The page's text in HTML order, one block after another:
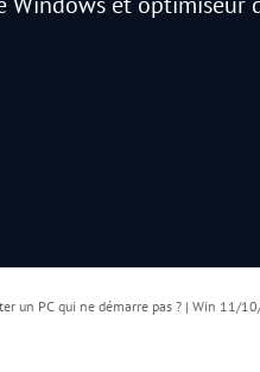
un PC qui ne démarre pas ? | Win 11/